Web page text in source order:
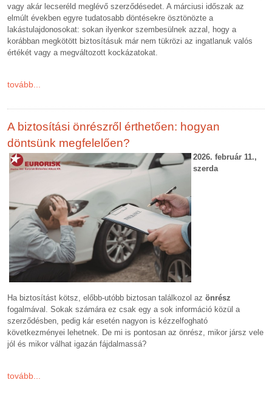
vagy akár lecseréld meglévő szerződésedet. A márciusi időszak az
elmúlt években egyre tudatosabb döntésekre ösztönözte a
lakástulajdonosokat: sokan ilyenkor szembesülnek azzal, hogy a
korábban megkötött biztosításuk már nem tükrözi az ingatlanuk valós
értékét vagy a megváltozott kockázatokat.
tovább...
A biztosítási önrészről érthetően: hogyan
döntsünk megfelelően?
2026. február 11.,
szerda
Ha biztosítást kötsz, előbb-utóbb biztosan találkozol az önrész
fogalmával. Sokak számára ez csak egy a sok információ közül a
szerződésben, pedig kár esetén nagyon is kézzelfogható
következményei lehetnek. De mi is pontosan az önrész, mikor jársz vele
jól és mikor válhat igazán fájdalmassá?
tovább...